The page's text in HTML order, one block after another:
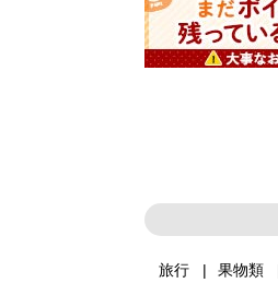
旅行 果物類